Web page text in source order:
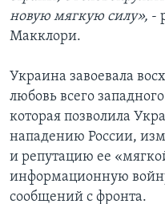
новую мягкую силу», -
Макклори.
Украина завоевала
любовь всего
которая позволила
нападению России,
и репутацию ее
информационную
сообщений с фронта.